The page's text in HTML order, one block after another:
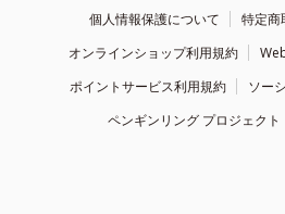
個人情報保護について
特定商
オンラインショップ利用規約
ポイントサービス利用規約
ソー
ペンギンリング プロジェクト